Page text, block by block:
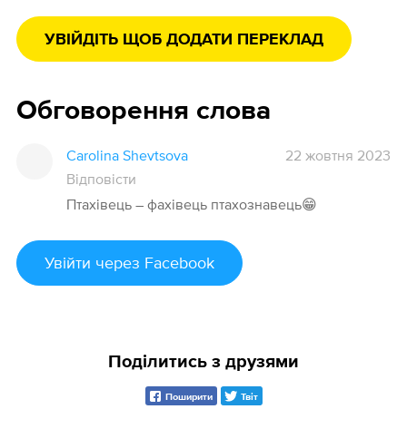
УВІЙДІТЬ ЩОБ ДОДАТИ ПЕРЕКЛАД
Обговорення слова
Carolina Shevtsova
22 жовтня 2023
Відповісти
Птахівець – фахівець птахознавець😁
Увійти через Facebook
Поділитись з друзями
Поширити Твіт